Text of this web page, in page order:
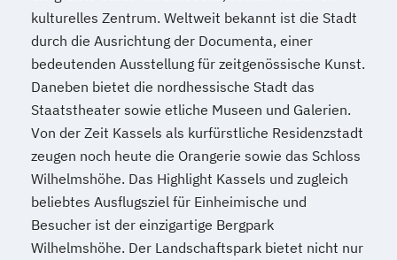
kulturelles Zentrum. Weltweit bekannt ist die Stadt
durch die Ausrichtung der Documenta, einer
bedeutenden Ausstellung für zeitgenössische Kunst.
Daneben bietet die nordhessische Stadt das
Staatstheater sowie etliche Museen und Galerien.
Von der Zeit Kassels als kurfürstliche Residenzstadt
zeugen noch heute die Orangerie sowie das Schloss
Wilhelmshöhe. Das Highlight Kassels und zugleich
beliebtes Ausflugsziel für Einheimische und
Besucher ist der einzigartige Bergpark
Wilhelmshöhe. Der Landschaftspark bietet nicht nur